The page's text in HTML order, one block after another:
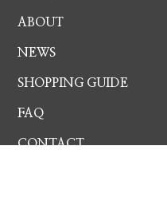
ABOUT
NEWS
SHOPPING GUIDE
FAQ
CONTACT